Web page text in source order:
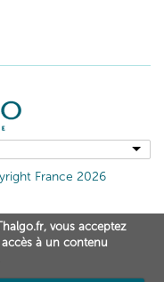
France 2026
vous acceptez
à un contenu